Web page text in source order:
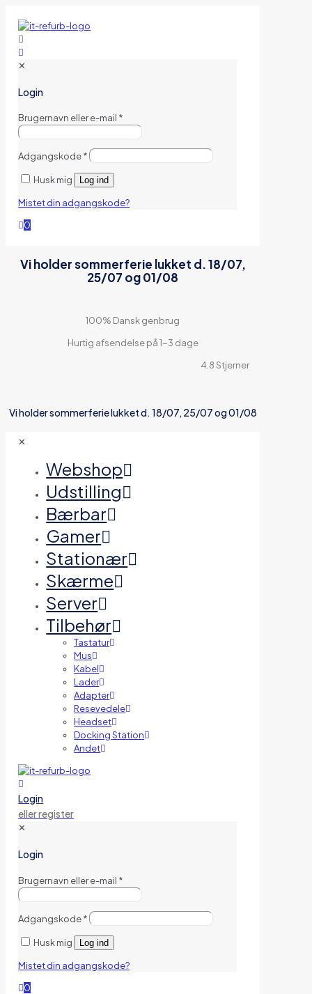
✕
Login
Brugernavn eller e-mail *
Adgangskode*
Husk mig Log ind
Mistet din adgangskode?
0
Vi holder sommerferie lukket d. 18/07,
25/07 og 01/08
100% Dansk genbrug
Hurtig afsendelse på 1-3 dage
4.8 Stjerner
Vi holder sommerferie lukket d. 18/07, 25/07 og 01/08
✕
Webshop
Udstilling
Bærbar
Gamer
Stationær
Skærme
Server
Tilbehør
Tastatur
Mus
Kabel
Lader
Adapter
Resevedele
Headset
Docking Station
Andet
Login
eller register
✕
Login
Brugernavn eller e-mail *
Adgangskode*
Husk mig Log ind
Mistet din adgangskode?
0